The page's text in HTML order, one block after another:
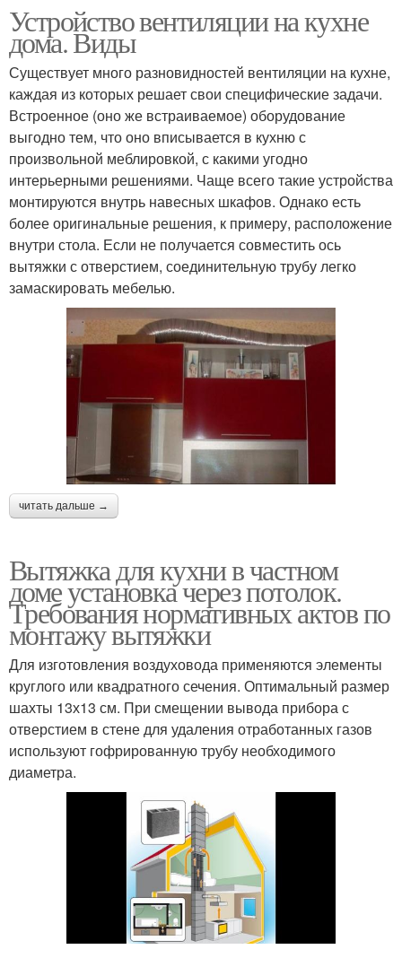
Устройство вентиляции на кухне
дома. Виды
Существует много разновидностей вентиляции на кухне,
каждая из которых решает свои специфические задачи.
Встроенное (оно же встраиваемое) оборудование
выгодно тем, что оно вписывается в кухню с
произвольной меблировкой, с какими угодно
интерьерными решениями. Чаще всего такие устройства
монтируются внутрь навесных шкафов. Однако есть
более оригинальные решения, к примеру, расположение
внутри стола. Если не получается совместить ось
вытяжки с отверстием, соединительную трубу легко
замаскировать мебелью.
читать дальше →
Вытяжка для кухни в частном
доме установка через потолок.
Требования нормативных актов по
монтажу вытяжки
Для изготовления воздуховода применяются элементы
круглого или квадратного сечения. Оптимальный размер
шахты 13х13 см. При смещении вывода прибора с
отверстием в стене для удаления отработанных газов
используют гофрированную трубу необходимого
диаметра.